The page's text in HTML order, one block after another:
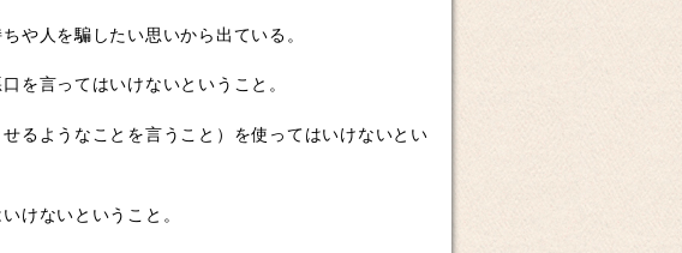
人を騙したい思いから出ている。
を言ってはいけないということ。
るようなことを言うこと）を使ってはいけないとい
けないということ。